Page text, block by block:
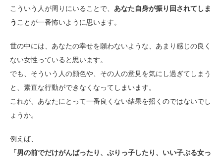
こういう人が周りにいることで、 あなた自身が振り回されてしま
う ことが一番怖いように思います。
世の中には、あなたの幸せを願わないような、あまり感じの良く
ない女性っていると思います。
でも、そういう人の顔色や、その人の意見を気にし過ぎてしまう
と、素直な行動ができなくなってしまいます。
これが、あなたにとって一番良くない結果を招くのではないでし
ょうか。
例えば、
「男の前でだけがんばったり、ぶりっ子したり、いい子ぶる女っ